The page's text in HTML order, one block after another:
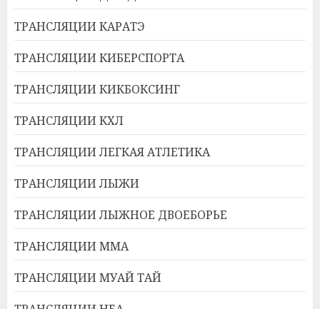
ТРАНСЛЯЦИИ КАРАТЭ
ТРАНСЛЯЦИИ КИБЕРСПОРТА
ТРАНСЛЯЦИИ КИКБОКСИНГ
ТРАНСЛЯЦИИ КХЛ
ТРАНСЛЯЦИИ ЛЕГКАЯ АТЛЕТИКА
ТРАНСЛЯЦИИ ЛЫЖИ
ТРАНСЛЯЦИИ ЛЫЖНОЕ ДВОЕБОРЬЕ
ТРАНСЛЯЦИИ ММА
ТРАНСЛЯЦИИ МУАЙ ТАЙ